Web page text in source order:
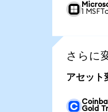
1
さらに
アセット
Gold